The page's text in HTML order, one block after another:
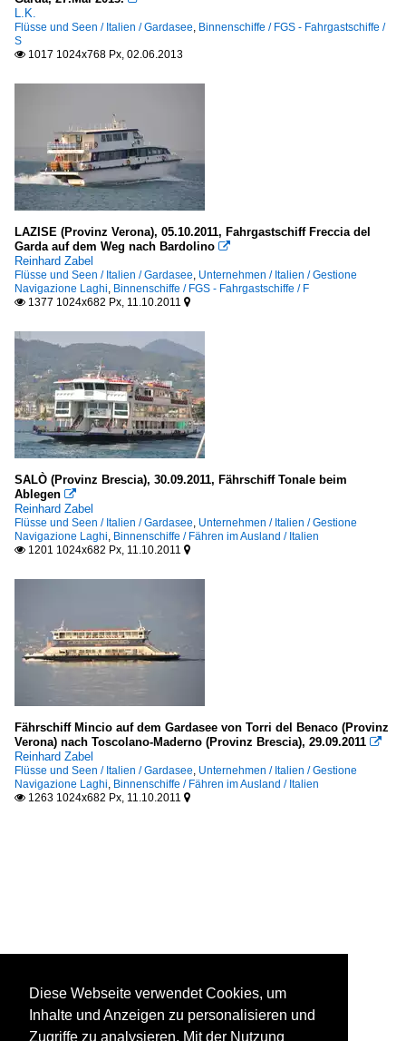
L.K.
Flüsse und Seen / Italien / Gardasee, Binnenschiffe / FGS - Fahrgastschiffe /
S
 1017 1024x768 Px, 02.06.2013
LAZISE (Provinz Verona), 05.10.2011, Fahrgastschiff Freccia del
Garda auf dem Weg nach Bardolino 
Reinhard Zabel
Flüsse und Seen / Italien / Gardasee, Unternehmen / Italien / Gestione
Navigazione Laghi, Binnenschiffe / FGS - Fahrgastschiffe / F
 1377 1024x682 Px, 11.10.2011 
SALÒ (Provinz Brescia), 30.09.2011, Fährschiff Tonale beim
Ablegen 
Reinhard Zabel
Flüsse und Seen / Italien / Gardasee, Unternehmen / Italien / Gestione
Navigazione Laghi, Binnenschiffe / Fähren im Ausland / Italien
 1201 1024x682 Px, 11.10.2011 
Fährschiff Mincio auf dem Gardasee von Torri del Benaco (Provinz
Verona) nach Toscolano-Maderno (Provinz Brescia), 29.09.2011 
Reinhard Zabel
Flüsse und Seen / Italien / Gardasee, Unternehmen / Italien / Gestione
Navigazione Laghi, Binnenschiffe / Fähren im Ausland / Italien
 1263 1024x682 Px, 11.10.2011 
Diese Webseite verwendet Cookies, um
Inhalte und Anzeigen zu personalisieren und
Zugriffe zu analysieren. Mit der Nutzung